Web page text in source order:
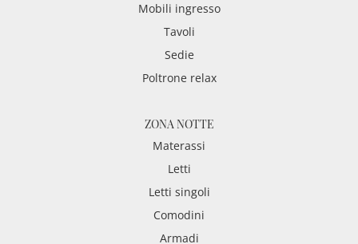
Mobili ingresso
Tavoli
Sedie
Poltrone relax
ZONA NOTTE
Materassi
Letti
Letti singoli
Comodini
Armadi